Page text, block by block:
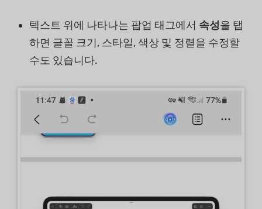
텍스트 위에 나타나는 팝업 태그에서 속성을 탭
하면 글꼴 크기, 스타일, 색상 및 정렬을 수정할
수도 있습니다.